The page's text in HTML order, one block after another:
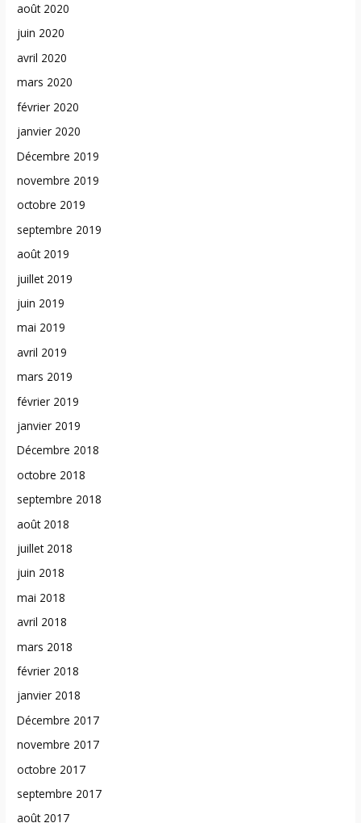
août 2020
juin 2020
avril 2020
mars 2020
février 2020
janvier 2020
Décembre 2019
novembre 2019
octobre 2019
septembre 2019
août 2019
juillet 2019
juin 2019
mai 2019
avril 2019
mars 2019
février 2019
janvier 2019
Décembre 2018
octobre 2018
septembre 2018
août 2018
juillet 2018
juin 2018
mai 2018
avril 2018
mars 2018
février 2018
janvier 2018
Décembre 2017
novembre 2017
octobre 2017
septembre 2017
août 2017